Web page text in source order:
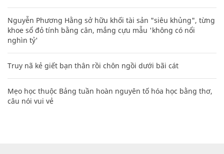
Nguyễn Phương Hằng sở hữu khối tài sản "siêu khủng", từng
khoe sổ đỏ tính bằng cân, mắng cựu mẫu 'không có nổi
nghìn tỷ'
Truy nã kẻ giết bạn thân rồi chôn ngồi dưới bãi cát
Mẹo học thuộc Bảng tuần hoàn nguyên tố hóa học bằng thơ,
câu nói vui vẻ